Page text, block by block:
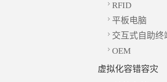
RFID
平板电脑
交互式自助终
OEM
虚拟化容错容灾